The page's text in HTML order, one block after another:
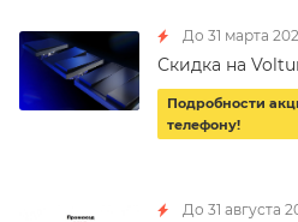
До 31 марта
Скидка на
Подробности
телефону!
До 31 августа